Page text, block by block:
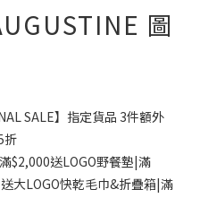
圖
SALE】指定貨品 3件額外
折
$2,000送LOGO野餐墊|滿
大LOGO快乾毛巾&折疊箱|滿